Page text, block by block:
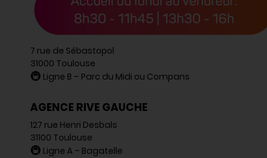
7 rue de Sébastopol
31000 Toulouse
🚇 Ligne B – Parc du Midi ou Compans
AGENCE RIVE GAUCHE
127 rue Henri Desbals
31100 Toulouse
🚇 Ligne A – Bagatelle